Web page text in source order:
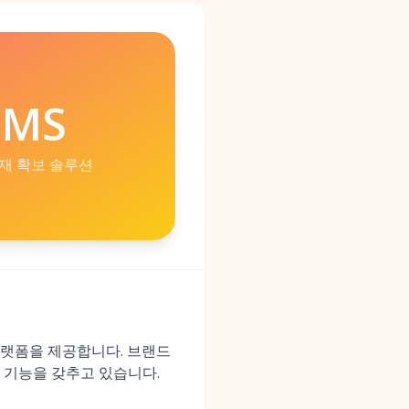
확보 솔루션
폼을 제공합니다. 브랜드
능을 갖추고 있습니다.